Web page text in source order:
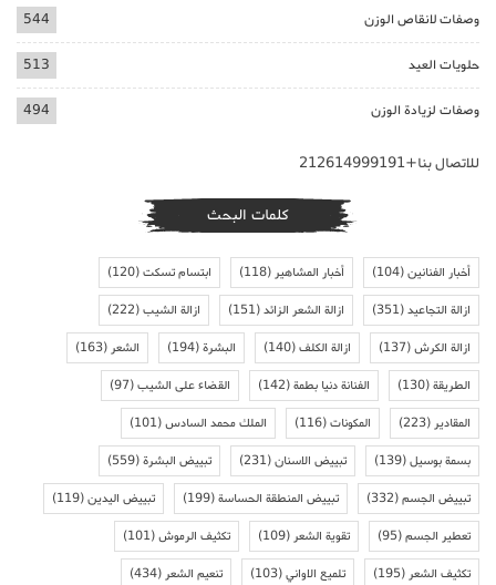
وصفات لانقاص الوزن 544
حلويات العيد 513
وصفات لزيادة الوزن 494
للاتصال بنا+212614999191
كلمات البحث
أخبار الفنانين(104) أخبار المشاهير(118) ابتسام تسكت(120)
ازالة التجاعيد(351) ازالة الشعر الزائد(151) ازالة الشيب(222)
ازالة الكرش(137) ازالة الكلف(140) البشرة(194) الشعر(163)
الطريقة(130) الفنانة دنيا بطمة(142) القضاء على الشيب(97)
المقادير(223) المكونات(116) الملك محمد السادس(101)
بسمة بوسيل(139) تبييض الاسنان(231) تبييض البشرة(559)
تبييض الجسم(332) تبييض المنطقة الحساسة(199) تبييض اليدين(119)
تعطير الجسم(95) تقوية الشعر(109) تكثيف الرموش(101)
تكثيف الشعر(195) تلميع الاواني(103) تنعيم الشعر(434)